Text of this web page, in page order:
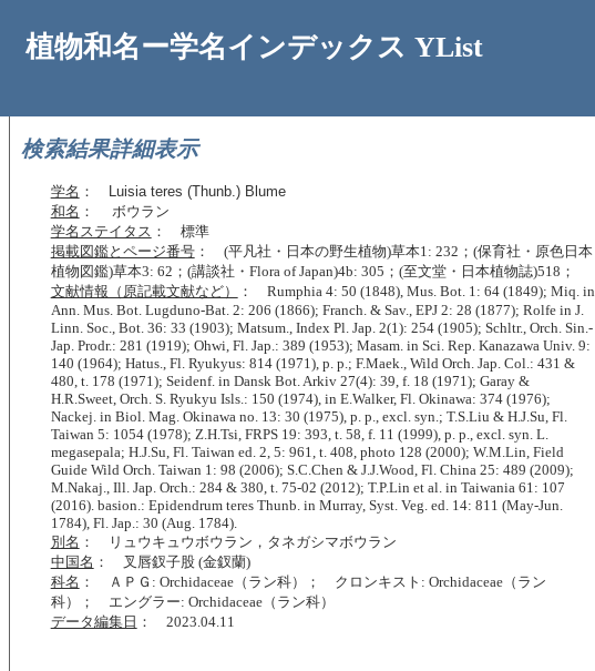
植物和名ー学名インデックス YList
検索結果詳細表示
学名 ：
Luisia teres (Thunb.) Blume
和名 ： ボウラン
学名ステイタス ： 標準
掲載図鑑とページ番号： (平凡社・日本の野生植物)草本1: 232；(保育社・原色日本
植物図鑑)草本3: 62；(講談社・Flora of Japan)4b: 305；(至文堂・日本植物誌)518；
文献情報（原記載文献など）
： Rumphia 4: 50 (1848), Mus. Bot. 1: 64 (1849); Miq. in
Ann. Mus. Bot. Lugduno-Bat. 2: 206 (1866); Franch. & Sav., EPJ 2: 28 (1877); Rolfe in J.
Linn. Soc., Bot. 36: 33 (1903); Matsum., Index Pl. Jap. 2(1): 254 (1905); Schltr., Orch. Sin.-
Jap. Prodr.: 281 (1919); Ohwi, Fl. Jap.: 389 (1953); Masam. in Sci. Rep. Kanazawa Univ. 9:
140 (1964); Hatus., Fl. Ryukyus: 814 (1971), p. p.; F.Maek., Wild Orch. Jap. Col.: 431 &
480, t. 178 (1971); Seidenf. in Dansk Bot. Arkiv 27(4): 39, f. 18 (1971); Garay &
H.R.Sweet, Orch. S. Ryukyu Isls.: 150 (1974), in E.Walker, Fl. Okinawa: 374 (1976);
Nackej. in Biol. Mag. Okinawa no. 13: 30 (1975), p. p., excl. syn.; T.S.Liu & H.J.Su, Fl.
Taiwan 5: 1054 (1978); Z.H.Tsi, FRPS 19: 393, t. 58, f. 11 (1999), p. p., excl. syn. L.
megasepala; H.J.Su, Fl. Taiwan ed. 2, 5: 961, t. 408, photo 128 (2000); W.M.Lin, Field
Guide Wild Orch. Taiwan 1: 98 (2006); S.C.Chen & J.J.Wood, Fl. China 25: 489 (2009);
M.Nakaj., Ill. Jap. Orch.: 284 & 380, t. 75-02 (2012); T.P.Lin et al. in Taiwania 61: 107
(2016). basion.: Epidendrum teres Thunb. in Murray, Syst. Veg. ed. 14: 811 (May-Jun.
1784), Fl. Jap.: 30 (Aug. 1784).
別名 ： リュウキュウボウラン，タネガシマボウラン
中国名 ： 叉唇釵子股 (金釵蘭)
科名 ： ＡＰＧ: Orchidaceae（ラン科）； クロンキスト: Orchidaceae（ラン
科）； エングラー: Orchidaceae（ラン科）
データ編集日 ： 2023.04.11